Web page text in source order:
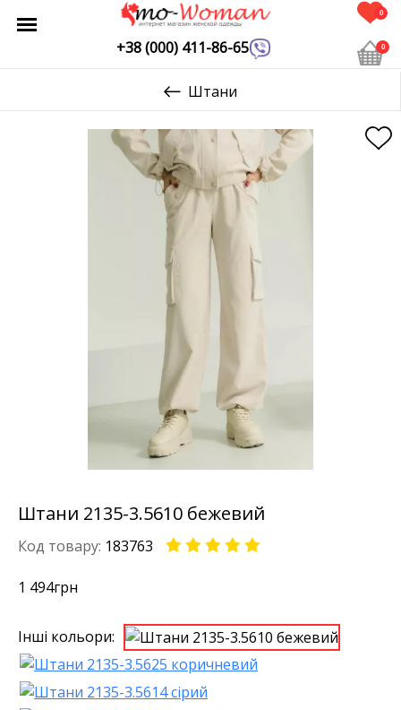
+38 (000) 411-86-65
0
0
Штани
Штани 2135-3.5610 бежевий
Код товару: 183763
1 494грн
Інші кольори: